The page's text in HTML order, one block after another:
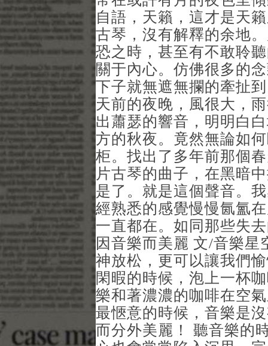
自語，天籟，這才是天
古琴，沒有解釋的余地
恐之時，甚至有不敢聆
關于內心。仿佛很多的
下子就無遮無攔的牽扯
天前的夜晚，風很大，
出蕭瑟的響音，明明白
方的秋夜。竟然無論如
柜。找出了多年前那個
片古琴的曲子，在黑暗
是了。就是這個聲音。
經熟悉的感覺慢慢氤氳
一直都在。如同那些失
因音樂而美麗 文/音樂
神放松，更可以讓我們
閑暇的時候，泡上一杯
樂和著濃濃的咖啡在空
最愜意的時候，音樂是
而分外美麗！ 聽音樂的